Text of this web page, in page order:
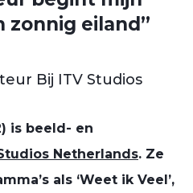
zonnig eiland”
Bij ITV Studios
) is beeld- en
Netherlands. Ze
als ‘Weet ik Veel’,